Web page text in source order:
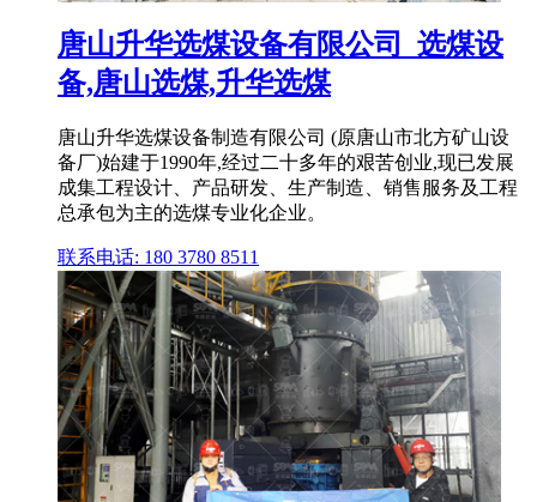
唐山升华选煤设备有限公司_选煤设
备,唐山选煤,升华选煤
唐山升华选煤设备制造有限公司 (原唐山市北方矿山设
备厂)始建于1990年,经过二十多年的艰苦创业,现已发展
成集工程设计、产品研发、生产制造、销售服务及工程
总承包为主的选煤专业化企业。
联系电话: 180 3780 8511